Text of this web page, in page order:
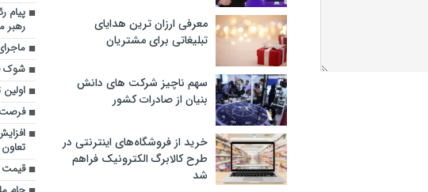
معرفی ارزان ترین هدایای
تبلیغاتی برای مشتریان
سهم ناچیز شرکت های دانش
بنیان از صادرات کشور
خرید از فروشگاه‌های اینترنتی در
طرح کالابرگ الکترونیک فراهم
شد
رهبر
شوک
تعاون به ٢٧٠
قیمت